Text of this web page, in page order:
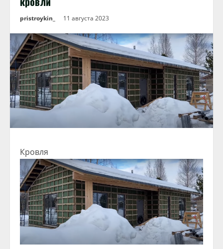
pristroykin_ 11 августа 2023
Кровля